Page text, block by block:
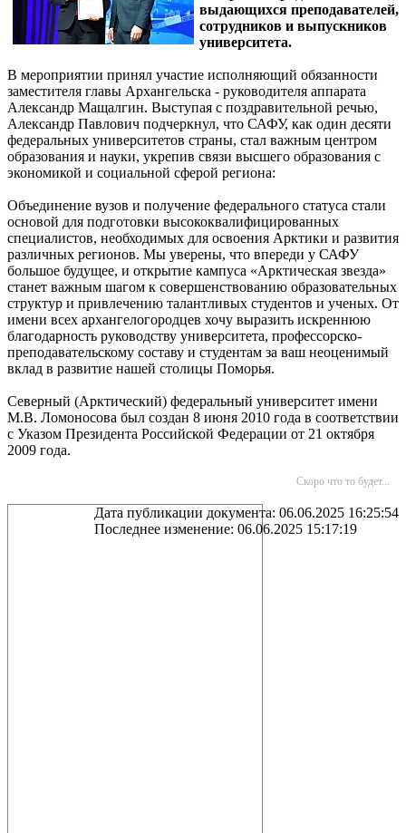
выдающихся преподавателей,
сотрудников и выпускников
университета.
В мероприятии принял участие исполняющий обязанности
заместителя главы Архангельска - руководителя аппарата
Александр Мащалгин. Выступая с поздравительной речью,
Александр Павлович подчеркнул, что САФУ, как один десяти
федеральных университетов страны, стал важным центром
образования и науки, укрепив связи высшего образования с
экономикой и социальной сферой региона:
Объединение вузов и получение федерального статуса стали
основой для подготовки высококвалифицированных
специалистов, необходимых для освоения Арктики и развития
различных регионов. Мы уверены, что впереди у САФУ
большое будущее, и открытие кампуса «Арктическая звезда»
станет важным шагом к совершенствованию образовательных
структур и привлечению талантливых студентов и ученых. От
имени всех архангелогородцев хочу выразить искреннюю
благодарность руководству университета, профессорско-
преподавательскому составу и студентам за ваш неоценимый
вклад в развитие нашей столицы Поморья.
Северный (Арктический) федеральный университет имени
М.В. Ломоносова был создан 8 июня 2010 года в соответствии
с Указом Президента Российской Федерации от 21 октября
2009 года.
Скоро что то будет...
Дата публикации документа: 06.06.2025 16:25:54
Последнее изменение: 06.06.2025 15:17:19